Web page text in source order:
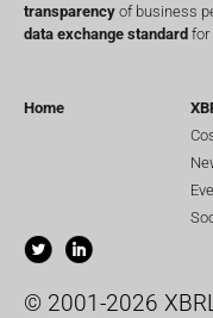
transparency of business
data exchange standard for
Home
© 2001-2026